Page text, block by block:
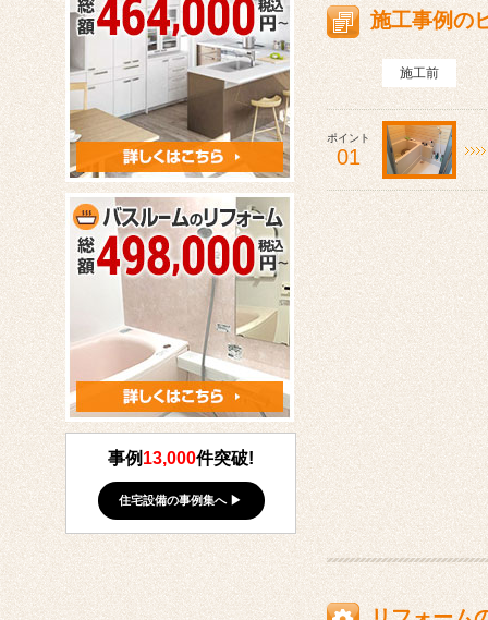
施工事例の
施工前
ポイント
01
事例 13,000件突破!
住宅設備の事例集へ ▶